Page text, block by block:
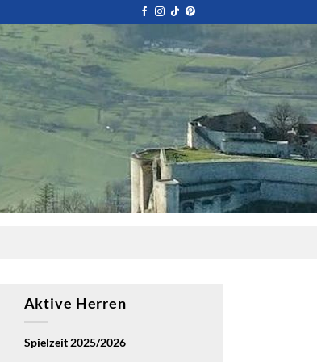
Aktive Herren
Spielzeit 2025/2026